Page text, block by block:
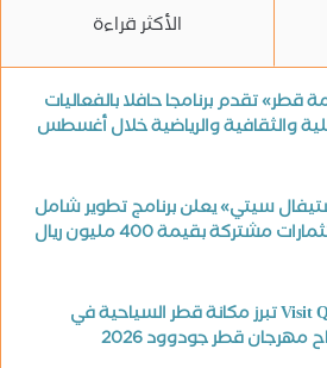
الأكثر قراءة
قطر» تقدم برنامجا حافلا بالفعاليات
والثقافية والرياضية خلال أغسطس
سيتي» يعلن برنامج تطوير شامل
مشتركة بقيمة 400 مليون ريال
Visit Qatar تبرز مكانة قطر السياحية في
مهرجان قطر جودوود 2026